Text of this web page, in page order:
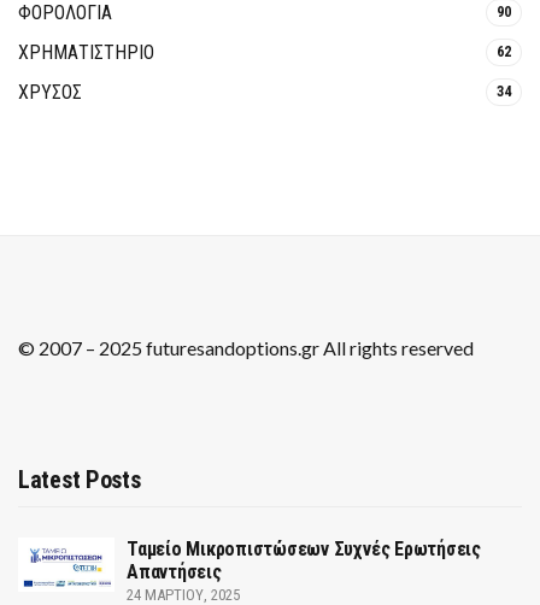
ΦΟΡΟΛΟΓΙΑ 90
ΧΡΗΜΑΤΙΣΤΗΡΙΟ 62
ΧΡΥΣΟΣ 34
© 2007 – 2025 futuresandoptions.gr All rights reserved
Latest Posts
Ταμείο Μικροπιστώσεων Συχνές Ερωτήσεις
Απαντήσεις
24 ΜΑΡΤΊΟΥ, 2025